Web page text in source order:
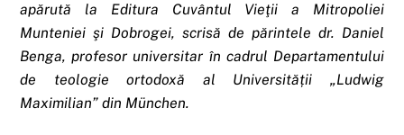
apărută la Editura Cuvântul Vieţii a Mitropoliei
Munteniei şi Dobrogei, scrisă de părintele dr. Daniel
Benga, profesor universitar în cadrul Departamentului
de teologie ortodoxă al Universității „Ludwig
Maximilian” din München.